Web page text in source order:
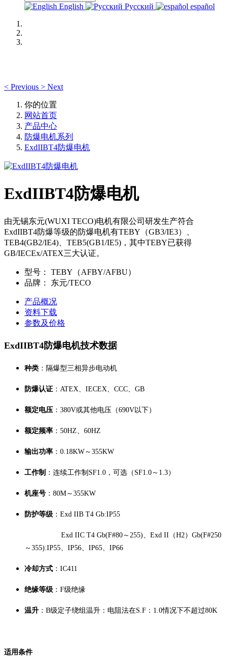
English Русский español
< Previous > Next
你的位置
网站首页
产品中心
防爆电机系列
ExdIIBT4防爆电机
ExdIIBT4防爆电机
由无锡东元(WUXI TECO)电机有限公司研发生产符合
ExdIIBT4防爆等级的防爆电机有TEBY（GB3/IE3）、
TEB4(GB2/IE4)、TEB5(GB1/IE5)，其中TEBY已获得
GB/IECEx/ATEX三大认证。
型号：
TEBY（AFBY/AFBU）
品牌：
东元/TECO
产品概况
资料下载
参数及价格
ExdIIBT4防爆电机技术数据
种类 ：隔爆型三相异步电动机
防爆认证 ：ATEX、IECEX、CCC、GB
额定电压 ：380V或其他电压（690V以下）
额定频率 ：50HZ、60HZ
输出功率 ：0.18KW～355KW
工作制 ：连续工作制SF1.0，可选（SF1.0～1.3）
机座号 ：80M～355KW
防护等级 ：Exd IIB T4 Gb:IP55
Exd IIC T4 Gb(F#80～255)、Exd II（H2）Gb(F#250
～355):IP55、IP56、IP65、IP66
冷却方式 ：IC411
绝缘等级 ：F级绝缘
温升 ：B级定子绕组温升：电阻法在S.F：1.0情况下不超过80K
适用条件